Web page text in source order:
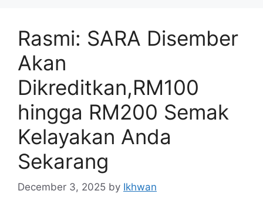
Rasmi: SARA Disember
Akan
Dikreditkan,RM100
hingga RM200 Semak
Kelayakan Anda
Sekarang
December 3, 2025 by Ikhwan